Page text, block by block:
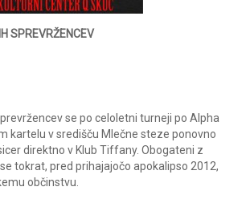
SPREVRŽENCEV
se po celoletni turneji po Alpha
kartelu v središču Mlečne steze ponovno
direktno v Klub Tiffany. Obogateni z
tokrat, pred prihajajočo apokalipso 2012,
občinstvu.